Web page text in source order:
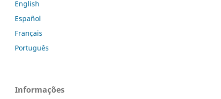
English
Español
Français
Português
Informações